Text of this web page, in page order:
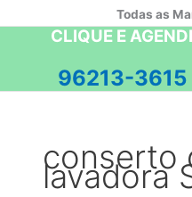
Todas as
CLIQUE E
96213-3615
conserto
lavadora